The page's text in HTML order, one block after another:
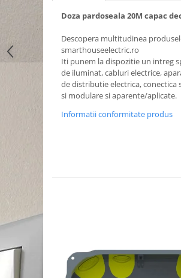
Doza pardoseala 20M capac
Descopera multitudinea
smarthouseelectric.ro
Iti punem la dispozitie un intreg
de iluminat, cabluri electrice,
de distributie electrica, conectica
si modulare si aparente/aplicate.
Informatii conformitate produs